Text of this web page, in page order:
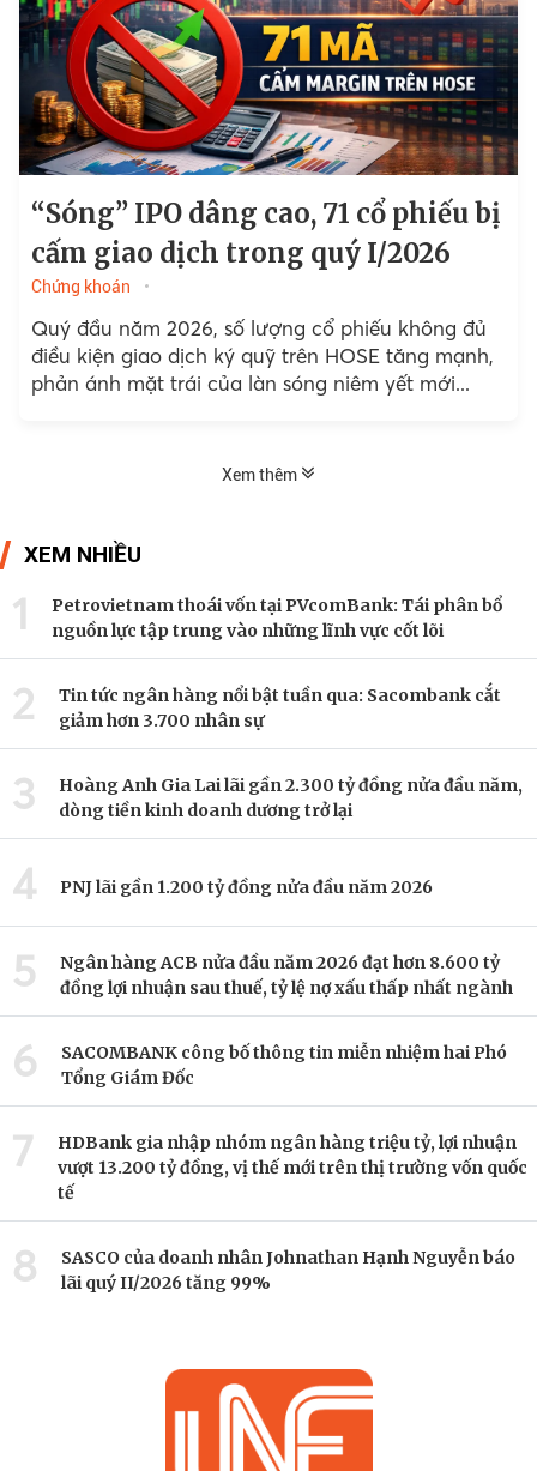
“Sóng” IPO dâng cao, 71 cổ phiếu bị
cấm giao dịch trong quý I/2026
Chứng khoán
Quý đầu năm 2026, số lượng cổ phiếu không đủ
điều kiện giao dịch ký quỹ trên HOSE tăng mạnh,
phản ánh mặt trái của làn sóng niêm yết mới...
Xem thêm
XEM NHIỀU
1
Petrovietnam thoái vốn tại PVcomBank: Tái phân bổ
nguồn lực tập trung vào những lĩnh vực cốt lõi
2
Tin tức ngân hàng nổi bật tuần qua: Sacombank cắt
giảm hơn 3.700 nhân sự
3
Hoàng Anh Gia Lai lãi gần 2.300 tỷ đồng nửa đầu năm,
dòng tiền kinh doanh dương trở lại
4 PNJ lãi gần 1.200 tỷ đồng nửa đầu năm 2026
5
Ngân hàng ACB nửa đầu năm 2026 đạt hơn 8.600 tỷ
đồng lợi nhuận sau thuế, tỷ lệ nợ xấu thấp nhất ngành
6
SACOMBANK công bố thông tin miễn nhiệm hai Phó
Tổng Giám Đốc
7
HDBank gia nhập nhóm ngân hàng triệu tỷ, lợi nhuận
vượt 13.200 tỷ đồng, vị thế mới trên thị trường vốn quốc
tế
8
SASCO của doanh nhân Johnathan Hạnh Nguyễn báo
lãi quý II/2026 tăng 99%